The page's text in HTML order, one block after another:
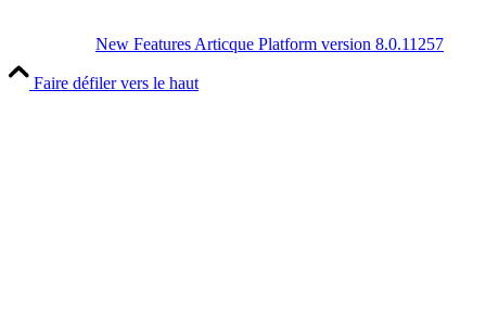
New Features Articque Platform version 8.0.11257
Faire défiler vers le haut